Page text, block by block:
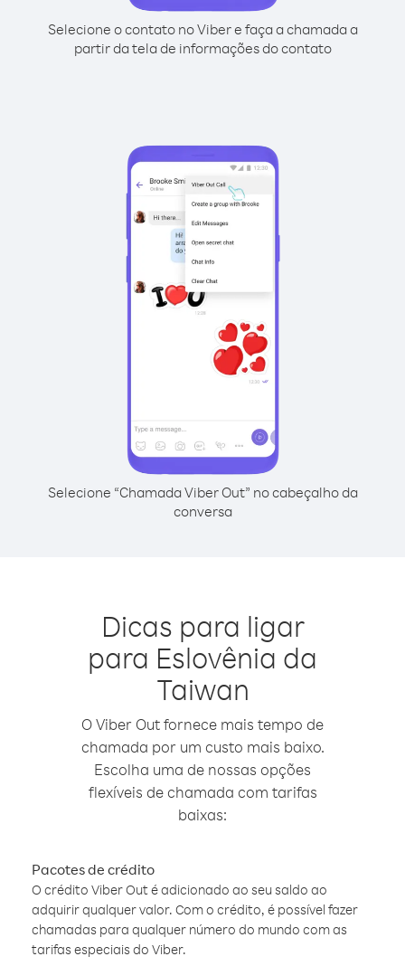
Selecione o contato no Viber e faça a chamada a
partir da tela de informações do contato
Selecione “Chamada Viber Out” no cabeçalho da
conversa
Dicas para ligar
para Eslovênia da
Taiwan
O Viber Out fornece mais tempo de
chamada por um custo mais baixo.
Escolha uma de nossas opções
flexíveis de chamada com tarifas
baixas:
Pacotes de crédito
O crédito Viber Out é adicionado ao seu saldo ao
adquirir qualquer valor. Com o crédito, é possível fazer
chamadas para qualquer número do mundo com as
tarifas especiais do Viber.